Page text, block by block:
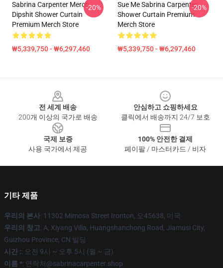
Sabrina Carpenter Merch
Dipshit Shower Curtain
Premium Merch Store
₩5,339,750 - ₩6,297,460
-20%
Sue Me Sabrina Carpenter
Shower Curtain Premium
Merch Store
₩5,339,750 - ₩6,297,460
-20%
전 세계 배송
200개 이상의 국가로 배송
안심하고 쇼핑하세요
클릭에서 배송까지 24/7 보호
국제 보증
사용 국가에서 제공
100% 안전한 결제
페이팔 / 마스터카드 / 비자
기타 제품
우리의 본사: 11302 Mimosa Street Ironton, 오45638, 미국
우리의 창고: A, Xiyang Villa, Huangshanchong Road, Jiamusi City,
Guizhou Province, CN 빌딩
시간 :: 오전 9시 ~ 오후 5시 (월 ~ 금)
이름 *: 연락처@sabrinacarpenter.shop